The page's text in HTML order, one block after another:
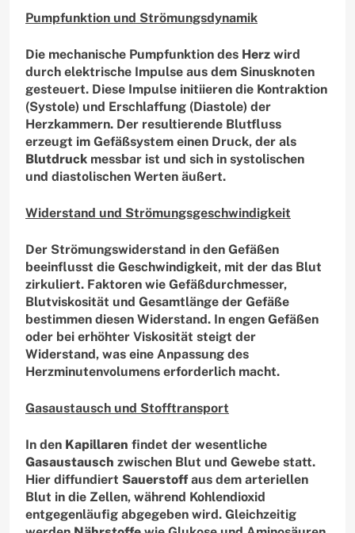
Pumpfunktion und Strömungsdynamik
Die mechanische Pumpfunktion des Herz wird
durch elektrische Impulse aus dem Sinusknoten
gesteuert. Diese Impulse initiieren die Kontraktion
(Systole) und Erschlaffung (Diastole) der
Herzkammern. Der resultierende Blutfluss
erzeugt im Gefäßsystem einen Druck, der als
Blutdruck messbar ist und sich in systolischen
und diastolischen Werten äußert.
Widerstand und Strömungsgeschwindigkeit
Der Strömungswiderstand in den Gefäßen
beeinflusst die Geschwindigkeit, mit der das Blut
zirkuliert. Faktoren wie Gefäßdurchmesser,
Blutviskosität und Gesamtlänge der Gefäße
bestimmen diesen Widerstand. In engen Gefäßen
oder bei erhöhter Viskosität steigt der
Widerstand, was eine Anpassung des
Herzminutenvolumens erforderlich macht.
Gasaustausch und Stofftransport
In den Kapillaren findet der wesentliche
Gasaustausch zwischen Blut und Gewebe statt.
Hier diffundiert Sauerstoffaus dem arteriellen
Blut in die Zellen, während Kohlendioxid
entgegenläufig abgegeben wird. Gleichzeitig